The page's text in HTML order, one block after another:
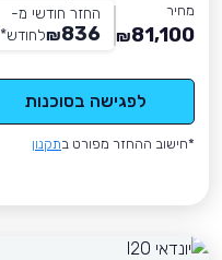
מחיר
81,100
₪
החזר חודשי מ-
836
₪לחודש*
לפגישה בסוכנות
*חישוב ההחזר מפורט בתקנון